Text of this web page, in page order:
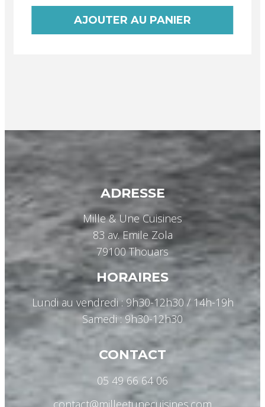
AJOUTER AU PANIER
ADRESSE
Mille & Une Cuisines
83 av. Emile Zola
79100 Thouars
HORAIRES
Lundi au vendredi : 9h30-12h30 / 14h-19h
Samedi : 9h30-12h30
CONTACT
05 49 66 64 06
contact@milleetunecuisines.com